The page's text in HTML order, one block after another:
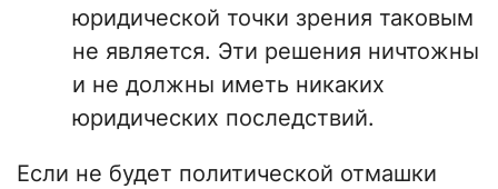
юридической точки зрения таковым
не является. Эти решения ничтожны
и не должны иметь никаких
юридических последствий.
Если не будет политической отмашки